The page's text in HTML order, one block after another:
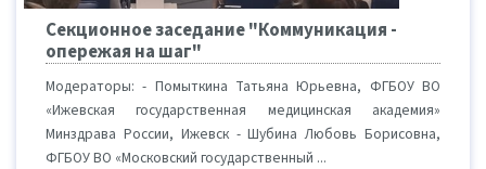
Секционное заседание "Коммуникация -
опережая на шаг"
Модераторы: - Помыткина Татьяна Юрьевна, ФГБОУ ВО
«Ижевская государственная медицинская академия»
Минздрава России, Ижевск - Шубина Любовь Борисовна,
ФГБОУ ВО «Московский государственный ...